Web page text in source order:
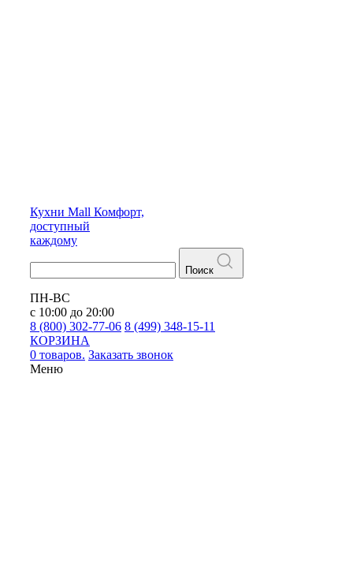
Кухни Mall Комфорт,
доступный
каждому
Поиск
ПН-ВС
с 10:00 до 20:00
8 (800) 302-77-06 8 (499) 348-15-11
КОРЗИНА
0 товаров. Заказать звонок
Меню